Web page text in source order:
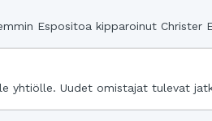
Espositoa kipparoinut Christer
yhtiölle. Uudet omistajat tulevat